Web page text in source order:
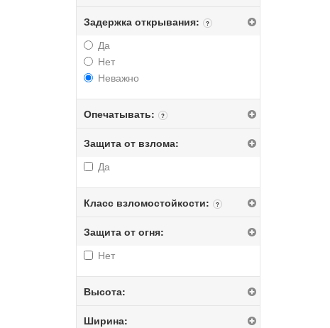
Задержка открывания: ?
Да
Нет
Неважно
Опечатывать: ?
Защита от взлома:
Да
Класс взломостойкости: ?
Защита от огня:
Нет
Высота:
Ширина: